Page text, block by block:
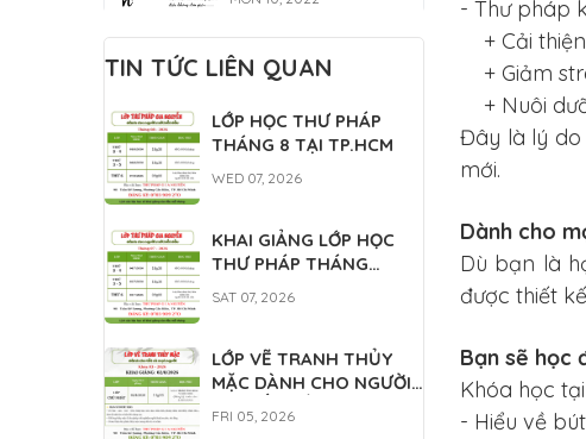
- Thư pháp
+ Cải
+ Giảm
+ Nuôi
Đây là lý do
mới.
Dành cho
Dù bạn là
được thiết
Bạn sẽ học
Khóa học
- Hiểu về
VIẾT THƯ PHÁP
NGAY
WED 10, 2022
Lớp học thư pháp
TIN TỨC LIÊN QUAN
LỚP HỌC THƯ PHÁP
THÁNG 8 TẠI TP.HCM
WED 07, 2026
KHAI GIẢNG LỚP HỌC
THƯ PHÁP THÁNG
7/2026
SAT 07, 2026
LỚP VẼ TRANH THỦY
MẶC DÀNH CHO NGƯỜI
MỚI BẮT ĐẦU 08/2026
FRI 05, 2026